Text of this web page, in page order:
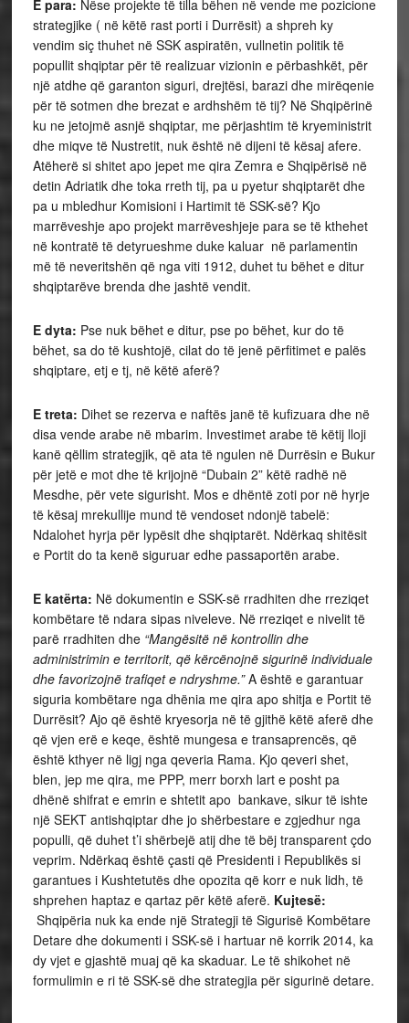
E para: Nëse projekte të tilla bëhen në vende me pozicione
strategjike ( në këtë rast porti i Durrësit) a shpreh ky
vendim siç thuhet në SSK aspiratën, vullnetin politik të
popullit shqiptar për të realizuar vizionin e përbashkët, për
një atdhe që garanton siguri, drejtësi, barazi dhe mirëqenie
për të sotmen dhe brezat e ardhshëm të tij? Në Shqipërinë
ku ne jetojmë asnjë shqiptar, me përjashtim të kryeministrit
dhe miqve të Nustretit, nuk është në dijeni të kësaj afere.
Atëherë si shitet apo jepet me qira Zemra e Shqipërisë në
detin Adriatik dhe toka rreth tij, pa u pyetur shqiptarët dhe
pa u mbledhur Komisioni i Hartimit të SSK-së? Kjo
marrëveshje apo projekt marrëveshjeje para se të kthehet
në kontratë të detyrueshme duke kaluar në parlamentin
më të neveritshën që nga viti 1912, duhet tu bëhet e ditur
shqiptarëve brenda dhe jashtë vendit.
E dyta: Pse nuk bëhet e ditur, pse po bëhet, kur do të
bëhet, sa do të kushtojë, cilat do të jenë përfitimet e palës
shqiptare, etj e tj, në këtë aferë?
E treta: Dihet se rezerva e naftës janë të kufizuara dhe në
disa vende arabe në mbarim. Investimet arabe të këtij lloji
kanë qëllim strategjik, që ata të ngulen në Durrësin e Bukur
për jetë e mot dhe të krijojnë “Dubain 2” këtë radhë në
Mesdhe, për vete sigurisht. Mos e dhëntë zoti por në hyrje
të kësaj mrekullije mund të vendoset ndonjë tabelë:
Ndalohet hyrja për lypësit dhe shqiptarët. Ndërkaq shitësit
e Portit do ta kenë siguruar edhe passaportën arabe.
E katërta: Në dokumentin e SSK-së rradhiten dhe rreziqet
kombëtare të ndara sipas niveleve. Në rreziqet e nivelit të
parë rradhiten dhe “Mangësitë në kontrollin dhe
administrimin e territorit, që kërcënojnë sigurinë individuale
dhe favorizojnë trafiqet e ndryshme.”A është e garantuar
siguria kombëtare nga dhënia me qira apo shitja e Portit të
Durrësit? Ajo që është kryesorja në të gjithë këtë aferë dhe
që vjen erë e keqe, është mungesa e transaprencës, që
është kthyer në ligj nga qeveria Rama. Kjo qeveri shet,
blen, jep me qira, me PPP, merr borxh lart e posht pa
dhënë shifrat e emrin e shtetit apo bankave, sikur të ishte
një SEKT antishqiptar dhe jo shërbestare e zgjedhur nga
populli, që duhet t’i shërbejë atij dhe të bëj transparent çdo
veprim. Ndërkaq është çasti që Presidenti i Republikës si
garantues i Kushtetutës dhe opozita që korr e nuk lidh, të
shprehen haptaz e qartaz për këtë aferë. Kujtesë:
Shqipëria nuk ka ende një Strategji të Sigurisë Kombëtare
Detare dhe dokumenti i SSK-së i hartuar në korrik 2014, ka
dy vjet e gjashtë muaj që ka skaduar. Le të shikohet në
formulimin e ri të SSK-së dhe strategjia për sigurinë detare.